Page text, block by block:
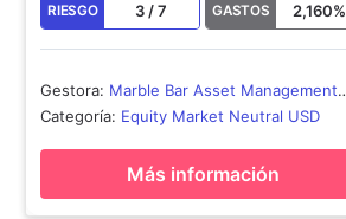
RIESGO 3 /7 GASTOS 2,160%
Gestora: Marble Bar Asset Management
LLP
Categoría: Equity Market Neutral USD
Más información